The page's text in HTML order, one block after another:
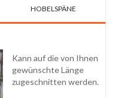
HOBELSPÄNE
Kann auf die von Ihnen
gewünschte Länge
zugeschnitten werden.